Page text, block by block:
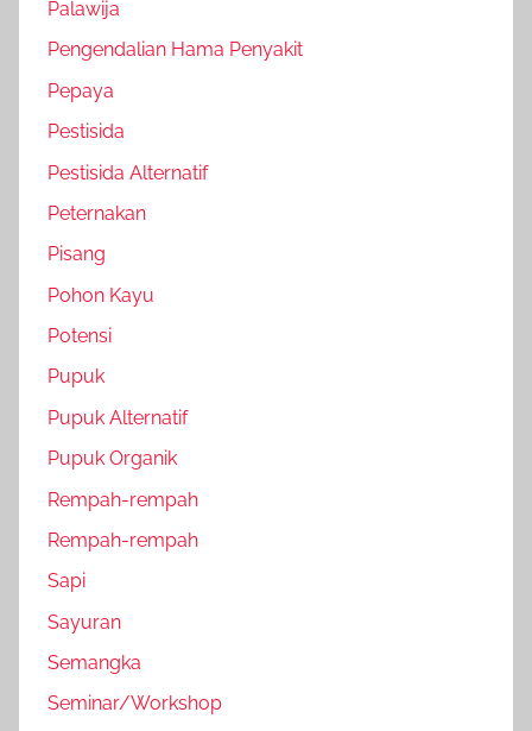
Palawija
Pengendalian Hama Penyakit
Pepaya
Pestisida
Pestisida Alternatif
Peternakan
Pisang
Pohon Kayu
Potensi
Pupuk
Pupuk Alternatif
Pupuk Organik
Rempah-rempah
Rempah-rempah
Sapi
Sayuran
Semangka
Seminar/Workshop